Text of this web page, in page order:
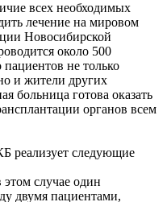
всех необходимых
лечение на мировом
Новосибирской
около 500
не только
и жители других
больница готова оказать
органов всем
реализует следующие
этом случае один
двумя пациентами,